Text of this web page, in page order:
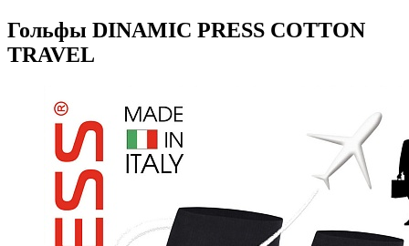
Гольфы DINAMIC PRESS COTTON
TRAVEL